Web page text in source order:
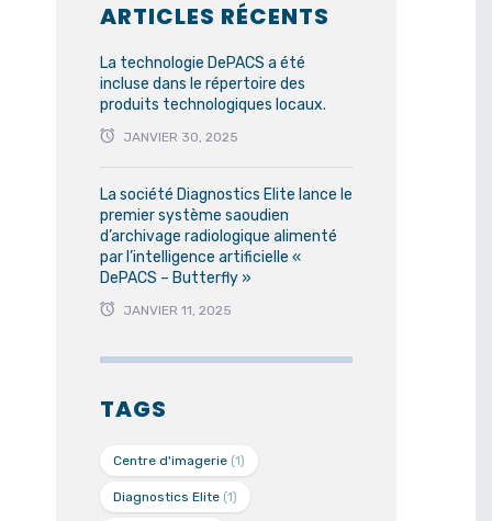
ARTICLES RÉCENTS
La technologie DePACS a été
incluse dans le répertoire des
produits technologiques locaux.
JANVIER 30, 2025
La société Diagnostics Elite lance le
premier système saoudien
d’archivage radiologique alimenté
par l’intelligence artificielle «
DePACS – Butterfly »
JANVIER 11, 2025
TAGS
Centre d'imagerie (1)
Diagnostics Elite (1)